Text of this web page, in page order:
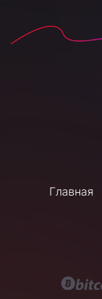
Главная